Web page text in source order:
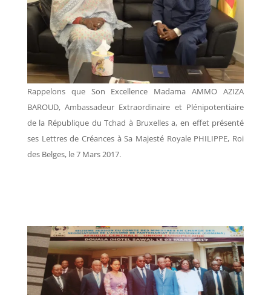
Rappelons que Son Excellence Madama AMMO AZIZA
BAROUD, Ambassadeur Extraordinaire et Plénipotentiaire
de la République du Tchad à Bruxelles a, en effet présenté
ses Lettres de Créances à Sa Majesté Royale PHILIPPE, Roi
des Belges, le 7 Mars 2017.